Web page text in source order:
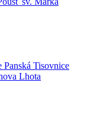
Panská Tisovnice
Lhota